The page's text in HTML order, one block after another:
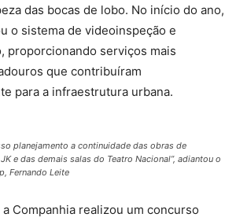
das bocas de lobo. No início do ano,
o sistema de videoinspeção e
proporcionando serviços mais
que contribuíram
para a infraestrutura urbana.
planejamento a continuidade das obras de
e das demais salas do Teatro Nacional”, adiantou o
Fernando Leite
Companhia realizou um concurso